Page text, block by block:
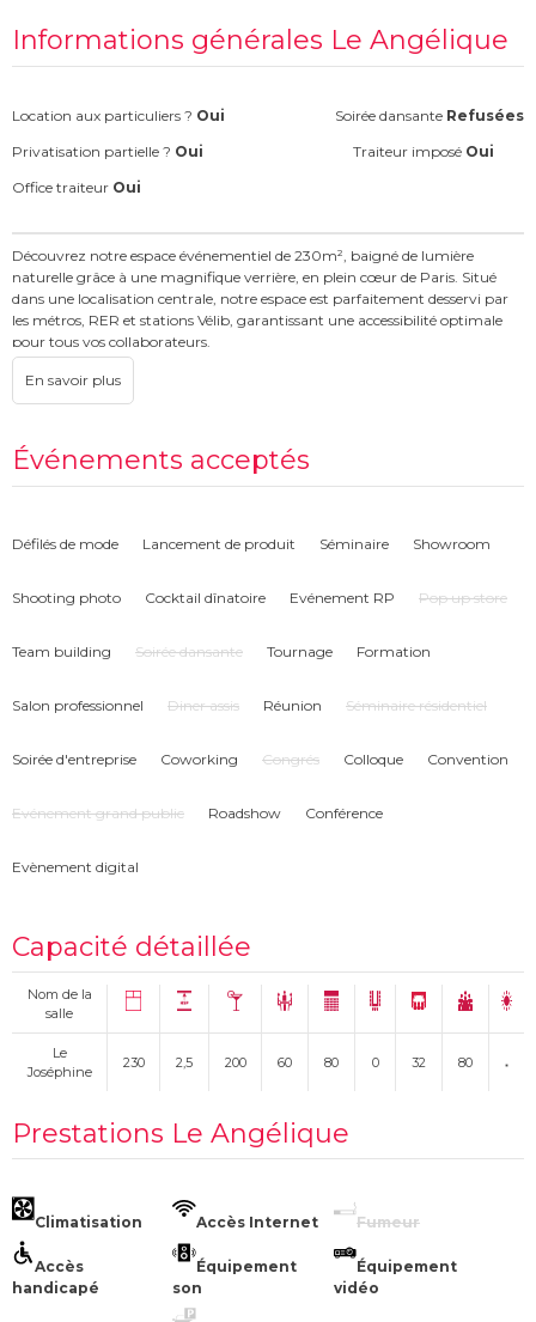
Informations générales Le Angélique
Location aux particuliers ? Oui Soirée dansante Refusées
Privatisation partielle ? Oui Traiteur imposé Oui
Office traiteur Oui
Découvrez notre espace événementiel de 230m², baigné de lumière
naturelle grâce à une magnifique verrière, en plein cœur de Paris. Situé
dans une localisation centrale, notre espace est parfaitement desservi par
les métros, RER et stations Vélib, garantissant une accessibilité optimale
pour tous vos collaborateurs.
Cet espace clé en main est idéal pour tous types d'événements, qu'il
s'agisse de journées d'études, de teambuildings ou d'événements plus
vous permet de personnaliser l'agencement selon vos envies et besoins.
Nous proposons plusieurs formules pour vos événements, incluant petit
et eau sont disponibles à volonté tout au long de la journée.
Événements acceptés
Défilés de mode Lancement de produit Séminaire Showroom
Shooting photo Cocktail dînatoire Evénement RP Pop up store
Team building Soirée dansante Tournage Formation
Salon professionnel Diner assis Réunion Séminaire résidentiel
Soirée d'entreprise Coworking Congrés Colloque Convention
Evénement grand public Roadshow Conférence
Evènement digital
Capacité détaillée
Nom de la
salle
Le
Joséphine
230 2,5 200 60 80 0 32 80
Prestations Le Angélique
Climatisation Accès Internet Fumeur
Accès
handicapé
Équipement
son
Équipement
vidéo